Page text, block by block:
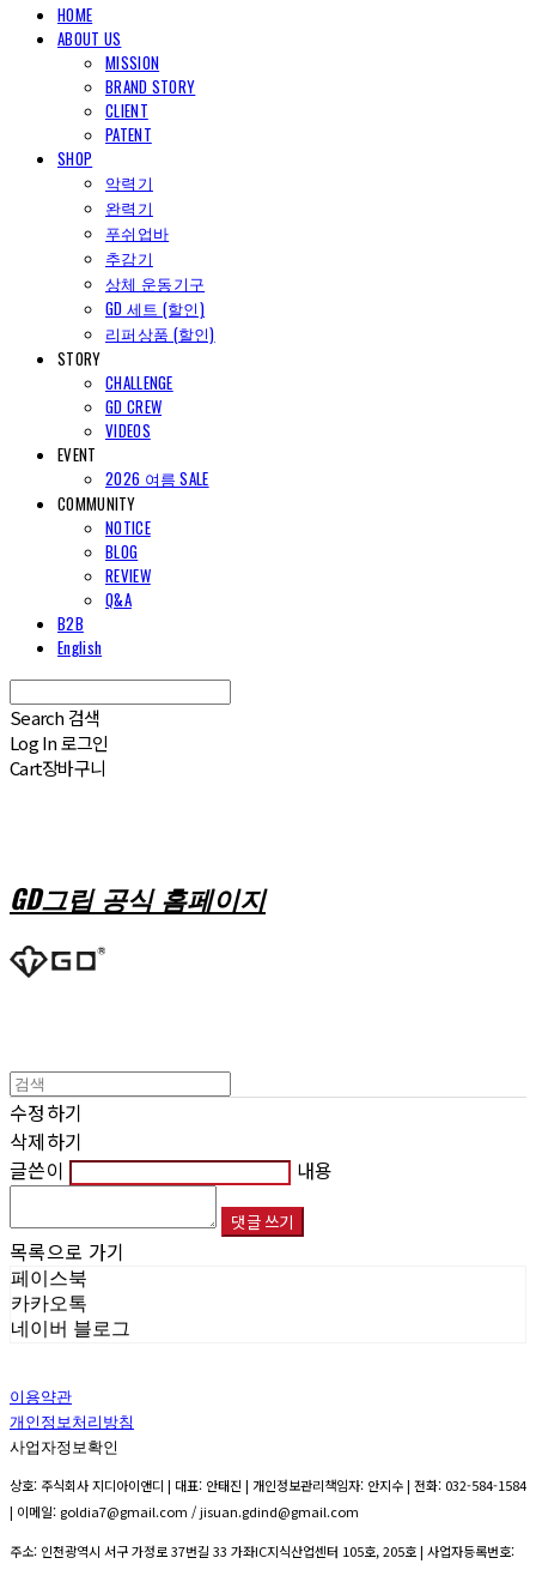
HOME
ABOUT US
MISSION
BRAND STORY
CLIENT
PATENT
SHOP
악력기
완력기
푸쉬업바
추감기
상체 운동기구
GD 세트 (할인)
리퍼상품 (할인)
STORY
CHALLENGE
GD CREW
VIDEOS
EVENT
2026 여름 SALE
COMMUNITY
NOTICE
BLOG
REVIEW
Q&A
B2B
English
Search 검색
Log In로그인
Cart장바구니
GD그립 공식 홈페이지
수정하기
삭제하기
글쓴이
내용
댓글 쓰기
목록으로 가기
페이스북
카카오톡
네이버 블로그
이용약관
개인정보처리방침
사업자정보확인
상호: 주식회사 지디아이앤디 | 대표: 안태진 | 개인정보관리책임자: 안지수 | 전화: 032-584-1584
| 이메일: goldia7@gmail.com / jisuan.gdind@gmail.com
주소: 인천광역시 서구 가정로 37번길 33 가좌IC지식산업센터 105호, 205호 | 사업자등록번호: